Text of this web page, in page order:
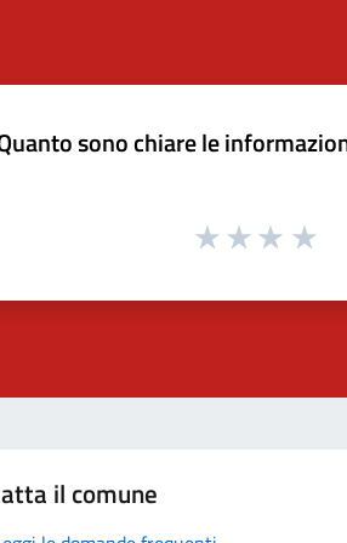
sono chiare le
il comune